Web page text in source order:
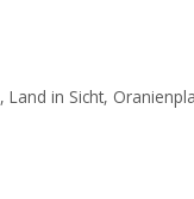
,Land in Sicht,